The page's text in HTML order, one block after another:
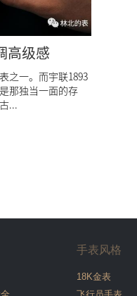
高级感
之一。而宇联1893
那独当一面的存
...
手表风格
18K金表